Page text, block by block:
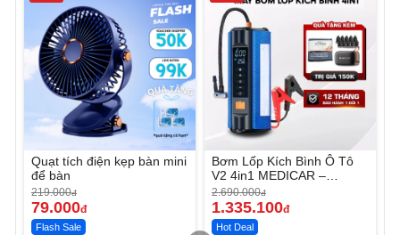
Quạt tích điện kẹp bàn mini
để bàn
219.000đ
79.000đ
Flash Sale
Bơm Lốp Kích Bình Ô Tô
V2 4in1 MEDICAR –
12.000mAh
2.690.000đ
1.335.100đ
Hot Deal